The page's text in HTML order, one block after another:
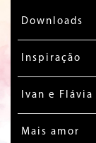
Downloads
Inspiração
Ivan e Flávia
Mais amor